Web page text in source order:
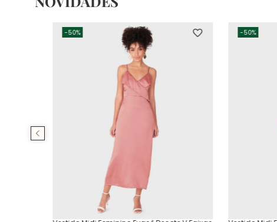
-50% -50%